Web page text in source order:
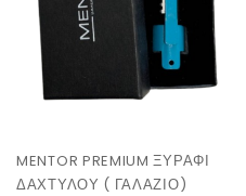
MENTOR PREMIUM ΞΥΡΑΦΙ
ΔΑΧΤΥΛΟΥ ( ΓΑΛΑΖΙΟ)